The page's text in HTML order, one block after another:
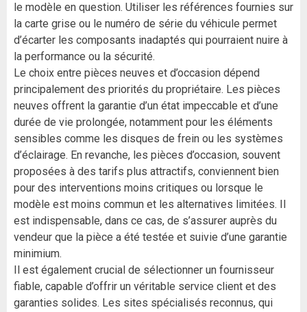
le modèle en question. Utiliser les références fournies sur
la carte grise ou le numéro de série du véhicule permet
d’écarter les composants inadaptés qui pourraient nuire à
la performance ou la sécurité.
Le choix entre pièces neuves et d’occasion dépend
principalement des priorités du propriétaire. Les pièces
neuves offrent la garantie d’un état impeccable et d’une
durée de vie prolongée, notamment pour les éléments
sensibles comme les disques de frein ou les systèmes
d’éclairage. En revanche, les pièces d’occasion, souvent
proposées à des tarifs plus attractifs, conviennent bien
pour des interventions moins critiques ou lorsque le
modèle est moins commun et les alternatives limitées. Il
est indispensable, dans ce cas, de s’assurer auprès du
vendeur que la pièce a été testée et suivie d’une garantie
minimium.
Il est également crucial de sélectionner un fournisseur
fiable, capable d’offrir un véritable service client et des
garanties solides. Les sites spécialisés reconnus, qui